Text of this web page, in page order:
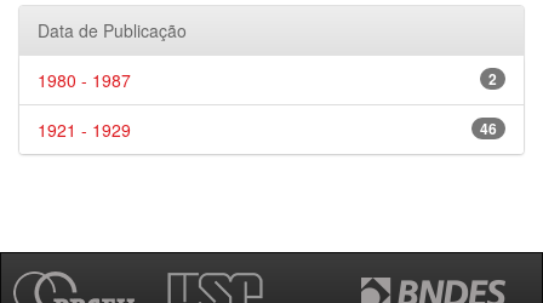
Data de Publicação
2
1980 - 1987
46
1921 - 1929